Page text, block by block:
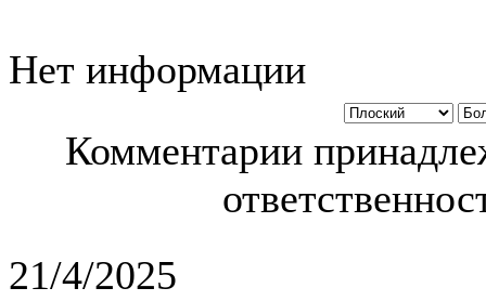
Нет информации
Комментарии
21/4/2025